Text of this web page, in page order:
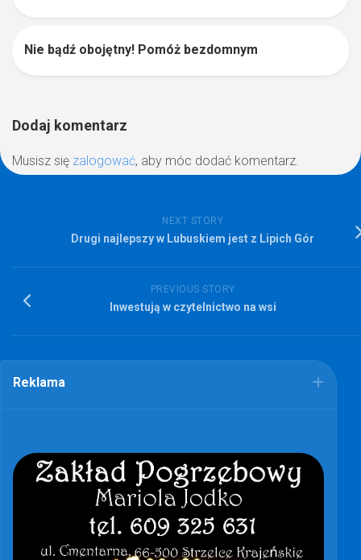
Nie bądź obojętny! Pomóż bezdomnym
Dodaj komentarz
Musisz się zalogować, aby móc dodać komentarz.
NEXT STORY
Drugi najlepszy w Lubuskiem jest z Lipich Gór
PREVIOUS STORY
Inwestują w czytelnictwo na wsi
Reklama